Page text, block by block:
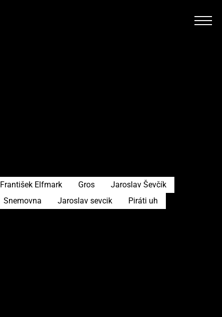
František Elfmark Gros
Jaroslav Ševčík
Snemovna Jaroslav sevcik
Piráti uh